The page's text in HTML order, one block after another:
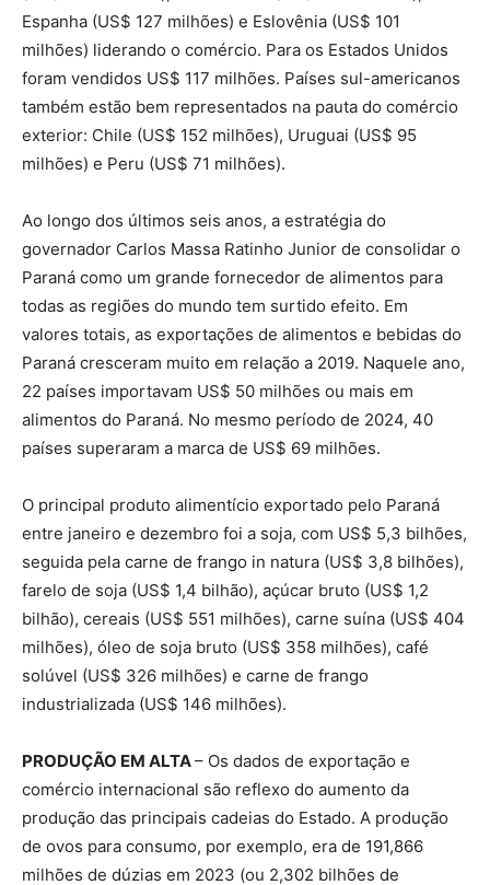
Espanha (US$ 127 milhões) e Eslovênia (US$ 101
milhões) liderando o comércio. Para os Estados Unidos
foram vendidos US$ 117 milhões. Países sul-americanos
também estão bem representados na pauta do comércio
exterior: Chile (US$ 152 milhões), Uruguai (US$ 95
milhões) e Peru (US$ 71 milhões).
Ao longo dos últimos seis anos, a estratégia do
governador Carlos Massa Ratinho Junior de consolidar o
Paraná como um grande fornecedor de alimentos para
todas as regiões do mundo tem surtido efeito. Em
valores totais, as exportações de alimentos e bebidas do
Paraná cresceram muito em relação a 2019. Naquele ano,
22 países importavam US$ 50 milhões ou mais em
alimentos do Paraná. No mesmo período de 2024, 40
países superaram a marca de US$ 69 milhões.
O principal produto alimentício exportado pelo Paraná
entre janeiro e dezembro foi a soja, com US$ 5,3 bilhões,
seguida pela carne de frango in natura (US$ 3,8 bilhões),
farelo de soja (US$ 1,4 bilhão), açúcar bruto (US$ 1,2
bilhão), cereais (US$ 551 milhões), carne suína (US$ 404
milhões), óleo de soja bruto (US$ 358 milhões), café
solúvel (US$ 326 milhões) e carne de frango
industrializada (US$ 146 milhões).
PRODUÇÃO EM ALTA– Os dados de exportação e
comércio internacional são reflexo do aumento da
produção das principais cadeias do Estado. A produção
de ovos para consumo, por exemplo, era de 191,866
milhões de dúzias em 2023 (ou 2,302 bilhões de